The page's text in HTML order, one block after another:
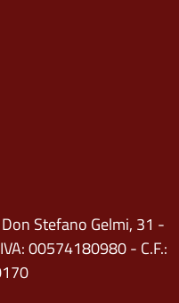
Stefano Gelmi, 31 -
00574180980 - C.F.: